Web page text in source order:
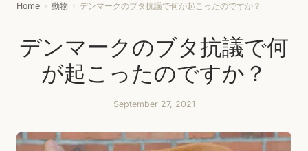
Home › 動物 › デンマークのブタ抗議で何が起こったのですか？
デンマークのブタ抗議で何
が起こったのですか？
September 27, 2021